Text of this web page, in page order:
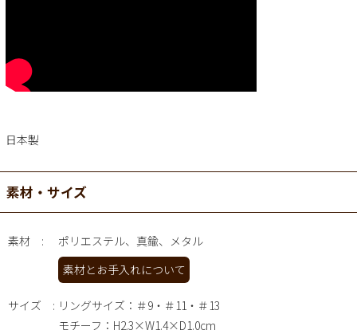
日本製
素材・サイズ
素材
ポリエステル、真鍮、メタル
素材とお手入れについて
サイズ
リングサイズ：＃9・＃11・＃13
モチーフ：H2.3×W1.4×D1.0cm